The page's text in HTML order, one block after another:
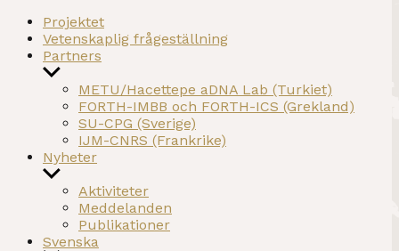
Projektet
Vetenskaplig frågeställning
Partners
Visa
undermeny
METU/Hacettepe aDNA Lab (Turkiet)
FORTH-IMBB och FORTH-ICS (Grekland)
SU-CPG (Sverige)
IJM-CNRS (Frankrike)
Nyheter
Visa
undermeny
Aktiviteter
Meddelanden
Publikationer
Svenska